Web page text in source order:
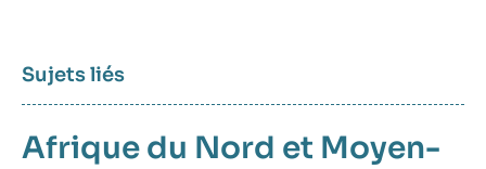
Sujets liés
Afrique du Nord et Moyen-